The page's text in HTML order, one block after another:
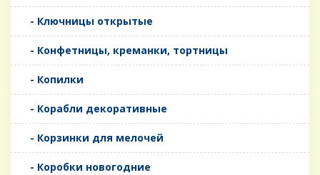
- Ключницы открытые
- Конфетницы, креманки, тортницы
- Копилки
- Корабли декоративные
- Корзинки для мелочей
- Коробки новогодние